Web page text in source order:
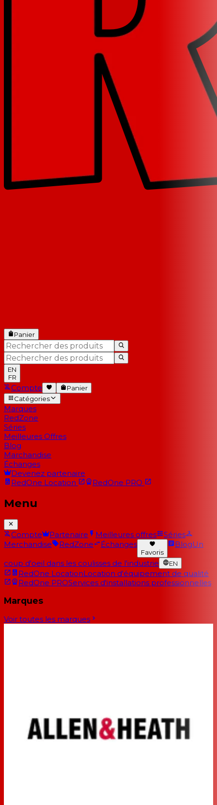
Panier
EN
FR
Compte
Panier
Catégories
Marques
RedZone
Séries
Meilleures Offres
Blog
Marchandise
Échanges
Devenez partenaire
RedOne Location RedOne PRO
Menu
Compte Partenaire Meilleures offres
Séries
Merchandise
RedZone Échanges
Favoris
BlogUn
coup d'oeil dans les coulisses de l'industrie EN
RedOne LocationLocation d'équipement de qualité
RedOne PROServices d'installations professionnelles
Marques
Voir toutes les marques